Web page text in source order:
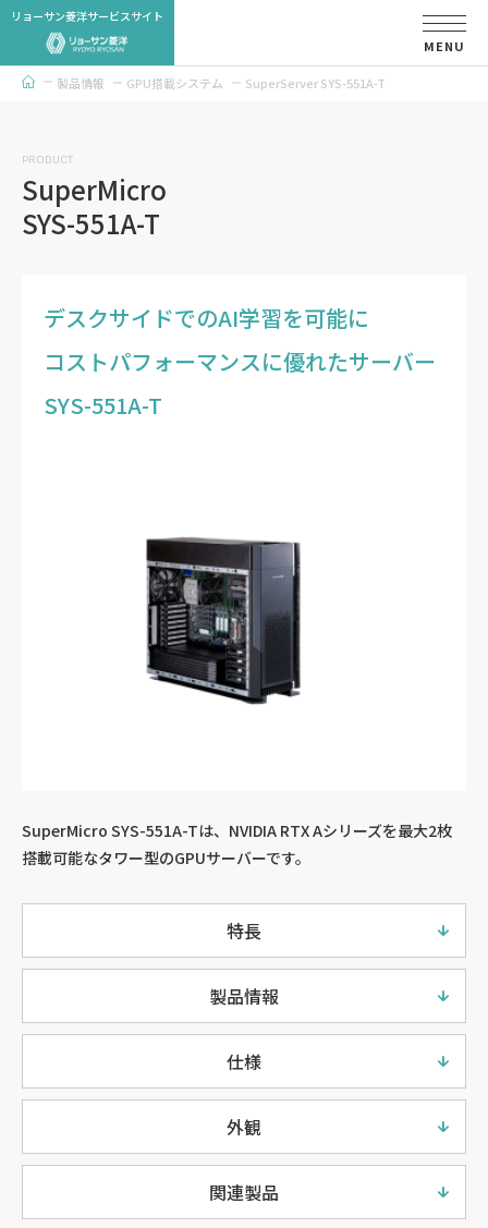
リョーサン菱洋サービスサイト
MENU
トップページ
製品情報 GPU搭載システム SuperServer SYS-551A-T
PRODUCT
SuperMicro
SYS-551A-T
デスクサイドでのAI学習を可能に
コストパフォーマンスに優れたサーバー
SYS-551A-T
SuperMicro SYS-551A-Tは、NVIDIA RTX Aシリーズを最大2枚
搭載可能なタワー型のGPUサーバーです。
特長
製品情報
仕様
外観
関連製品